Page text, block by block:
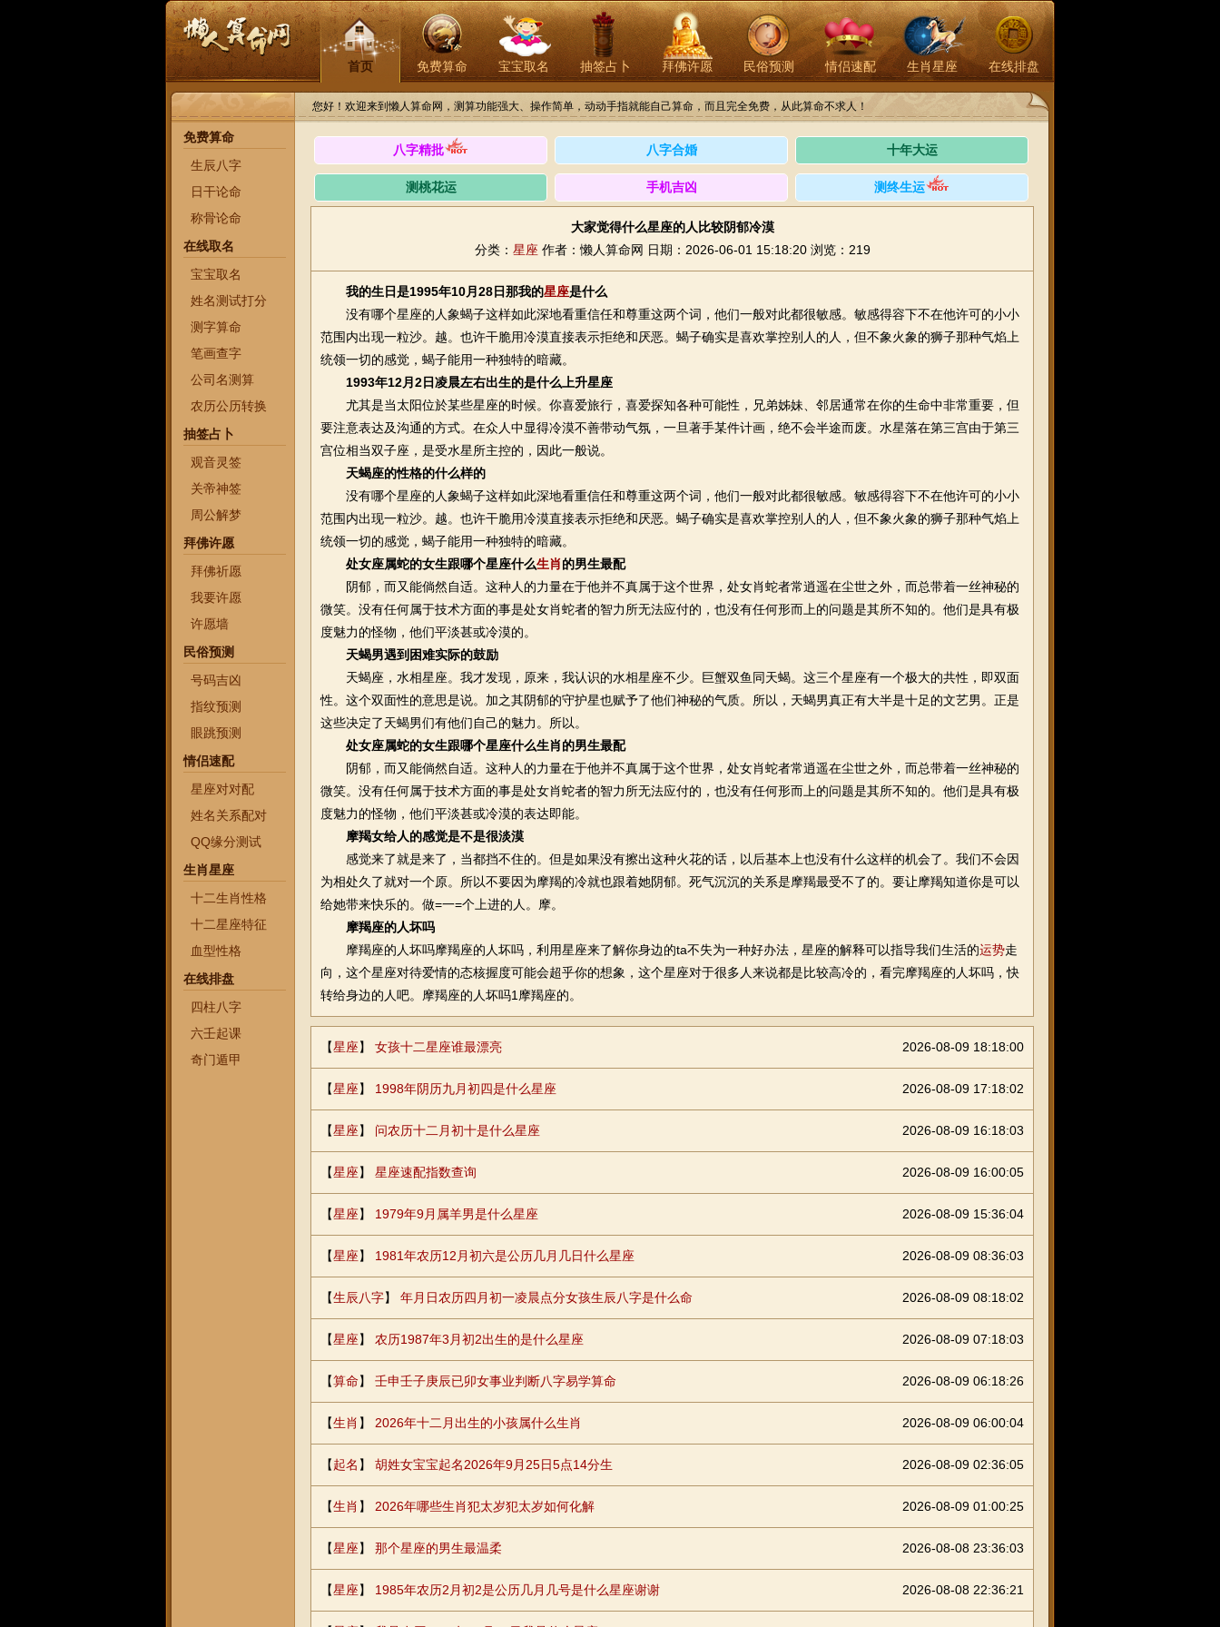
首页 免费算命 宝宝取名 抽签占卜 拜佛许愿 民俗预测 情侣速配 生肖星座 在线排盘
您好！欢迎来到懒人算命网，测算功能强大、操作简单，动动手指就能自己算命，而且完全免费，从此算命不求人！
免费算命
生辰八字
日干论命
称骨论命
在线取名
宝宝取名
姓名测试打分
测字算命
笔画查字
公司名测算
农历公历转换
抽签占卜
观音灵签
关帝神签
周公解梦
拜佛许愿
拜佛祈愿
我要许愿
许愿墙
民俗预测
号码吉凶
指纹预测
眼跳预测
情侣速配
星座对对配
姓名关系配对
QQ缘分测试
生肖星座
十二生肖性格
十二星座特征
血型性格
在线排盘
四柱八字
六壬起课
奇门遁甲
八字精批 八字合婚 十年大运
测桃花运 手机吉凶 测终生运
大家觉得什么星座的人比较阴郁冷漠
分类： 星座 作者：懒人算命网 日期：2026-06-01 15:18:20 浏览：219
我的生日是1995年10月28日那我的星座是什么
没有哪个星座的人象蝎子这样如此深地看重信任和尊重这两个词，他们一般对此都很敏感。敏感得容下不在他许可的小小
范围内出现一粒沙。越。也许干脆用冷漠直接表示拒绝和厌恶。蝎子确实是喜欢掌控别人的人，但不象火象的狮子那种气焰上
统领一切的感觉，蝎子能用一种独特的暗藏。
1993年12月2日凌晨左右出生的是什么上升星座
尤其是当太阳位於某些星座的时候。你喜爱旅行，喜爱探知各种可能性，兄弟姊妹、邻居通常在你的生命中非常重要，但
要注意表达及沟通的方式。在众人中显得冷漠不善带动气氛，一旦著手某件计画，绝不会半途而废。水星落在第三宫由于第三
宫位相当双子座，是受水星所主控的，因此一般说。
天蝎座的性格的什么样的
没有哪个星座的人象蝎子这样如此深地看重信任和尊重这两个词，他们一般对此都很敏感。敏感得容下不在他许可的小小
范围内出现一粒沙。越。也许干脆用冷漠直接表示拒绝和厌恶。蝎子确实是喜欢掌控别人的人，但不象火象的狮子那种气焰上
统领一切的感觉，蝎子能用一种独特的暗藏。
处女座属蛇的女生跟哪个星座什么生肖的男生最配
阴郁，而又能倘然自适。这种人的力量在于他并不真属于这个世界，处女肖蛇者常逍遥在尘世之外，而总带着一丝神秘的
微笑。没有任何属于技术方面的事是处女肖蛇者的智力所无法应付的，也没有任何形而上的问题是其所不知的。他们是具有极
度魅力的怪物，他们平淡甚或冷漠的。
天蝎男遇到困难实际的鼓励
天蝎座，水相星座。我才发现，原来，我认识的水相星座不少。巨蟹双鱼同天蝎。这三个星座有一个极大的共性，即双面
性。这个双面性的意思是说。加之其阴郁的守护星也赋予了他们神秘的气质。所以，天蝎男真正有大半是十足的文艺男。正是
这些决定了天蝎男们有他们自己的魅力。所以。
处女座属蛇的女生跟哪个星座什么生肖的男生最配
阴郁，而又能倘然自适。这种人的力量在于他并不真属于这个世界，处女肖蛇者常逍遥在尘世之外，而总带着一丝神秘的
微笑。没有任何属于技术方面的事是处女肖蛇者的智力所无法应付的，也没有任何形而上的问题是其所不知的。他们是具有极
度魅力的怪物，他们平淡甚或冷漠的表达即能。
摩羯女给人的感觉是不是很淡漠
感觉来了就是来了，当都挡不住的。但是如果没有擦出这种火花的话，以后基本上也没有什么这样的机会了。我们不会因
为相处久了就对一个原。所以不要因为摩羯的冷就也跟着她阴郁。死气沉沉的关系是摩羯最受不了的。要让摩羯知道你是可以
给她带来快乐的。做=一=个上进的人。摩。
摩羯座的人坏吗
摩羯座的人坏吗摩羯座的人坏吗，利用星座来了解你身边的ta不失为一种好办法，星座的解释可以指导我们生活的运势走
向，这个星座对待爱情的态核握度可能会超乎你的想象，这个星座对于很多人来说都是比较高冷的，看完摩羯座的人坏吗，快
转给身边的人吧。摩羯座的人坏吗1摩羯座的。
【星座】 女孩十二星座谁最漂亮 2026-08-09 18:18:00
【星座】 1998年阴历九月初四是什么星座 2026-08-09 17:18:02
【星座】 问农历十二月初十是什么星座 2026-08-09 16:18:03
【星座】 星座速配指数查询 2026-08-09 16:00:05
【星座】 1979年9月属羊男是什么星座 2026-08-09 15:36:04
【星座】 1981年农历12月初六是公历几月几日什么星座 2026-08-09 08:36:03
【生辰八字】 年月日农历四月初一凌晨点分女孩生辰八字是什么命 2026-08-09 08:18:02
【星座】 农历1987年3月初2出生的是什么星座 2026-08-09 07:18:03
【算命】 壬申壬子庚辰已卯女事业判断八字易学算命 2026-08-09 06:18:26
【生肖 】 2026年十二月出生的小孩属什么生肖 2026-08-09 06:00:04
【起名 】 胡姓女宝宝起名2026年9月25日5点14分生 2026-08-09 02:36:05
【生肖 】 2026年哪些生肖犯太岁犯太岁如何化解 2026-08-09 01:00:25
【星座】 那个星座的男生最温柔 2026-08-08 23:36:03
【星座】 1985年农历2月初2是公历几月几号是什么星座谢谢 2026-08-08 22:36:21